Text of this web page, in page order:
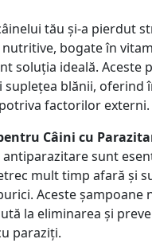
tău și-a pierdut
bogate în
soluția ideală. Aceste
suplețea blănii, oferind
factorilor externi.
Câini cu
antiparazitare sunt
mult timp afară și
Aceste șampoane
la eliminarea și
paraziți.